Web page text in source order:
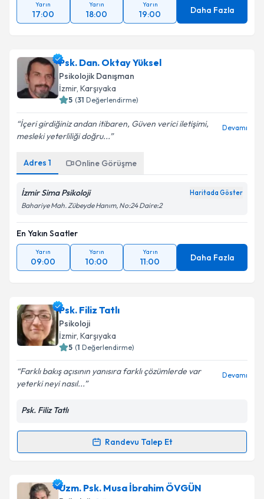
Yarın
17:00
Yarın
18:00
Yarın
19:00 Daha Fazla
Psk. Dan. Oktay Yüksel
Psikolojik Danışman
İzmir, Karşıyaka
5 (31 Değerlendirme)
İçeri girdiğiniz andan itibaren, Güven verici iletişimi,
mesleki yeterliliği doğru...
Devamı
Adres 1 Online Görüşme
İzmir Sima Psikoloji Haritada Göster
Bahariye Mah. Zübeyde Hanım, No:24 Daire:2
En Yakın Saatler
Yarın
09:00
Yarın
10:00
Yarın
11:00 Daha Fazla
Psk. Filiz Tatlı
Psikoloji
İzmir, Karşıyaka
5 (1 Değerlendirme)
Farklı bakış açısının yanısıra farklı çözümlerde var
yeterki neyi nasıl...
Devamı
Psk. Filiz Tatlı
Randevu Talep Et
Randevu Takvimi Talebi
Psk. Filiz Tatlıiçin randevu takvimi talebi oluşturun.
Uzm. Psk. Musa İbrahim ÖVGÜN